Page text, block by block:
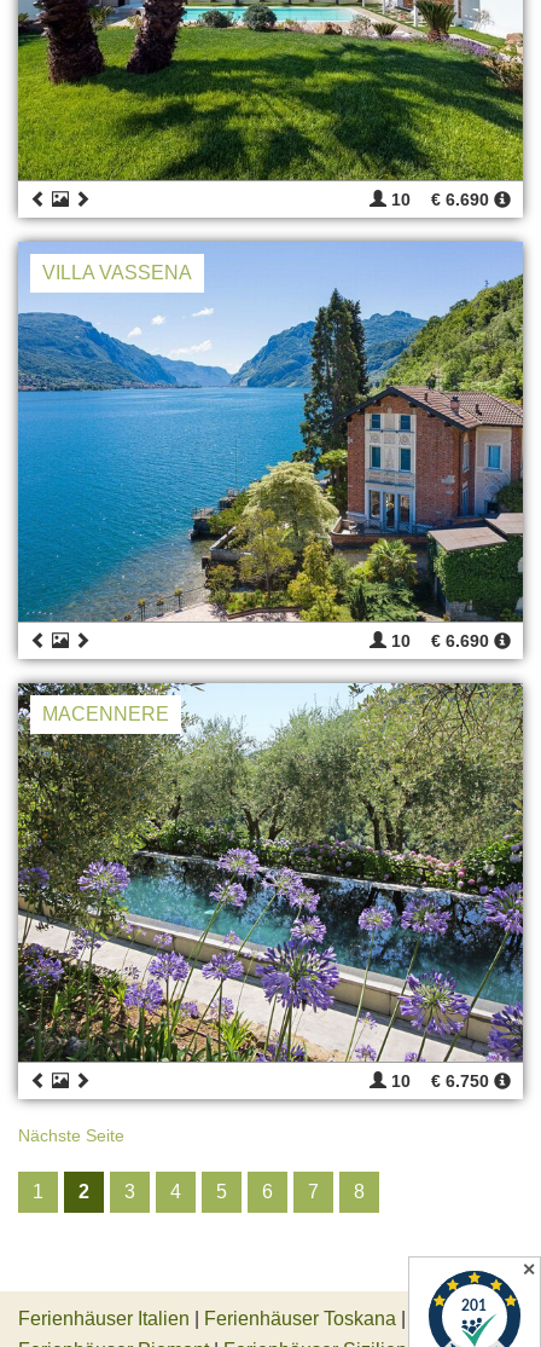
10 € 6.690
VILLA VASSENA
10 € 6.690
MACENNERE
10 € 6.750
Nächste Seite
1 2 3 4 5 6 7 8
Ferienhäuser Italien Ferienhäuser Toskana
✕